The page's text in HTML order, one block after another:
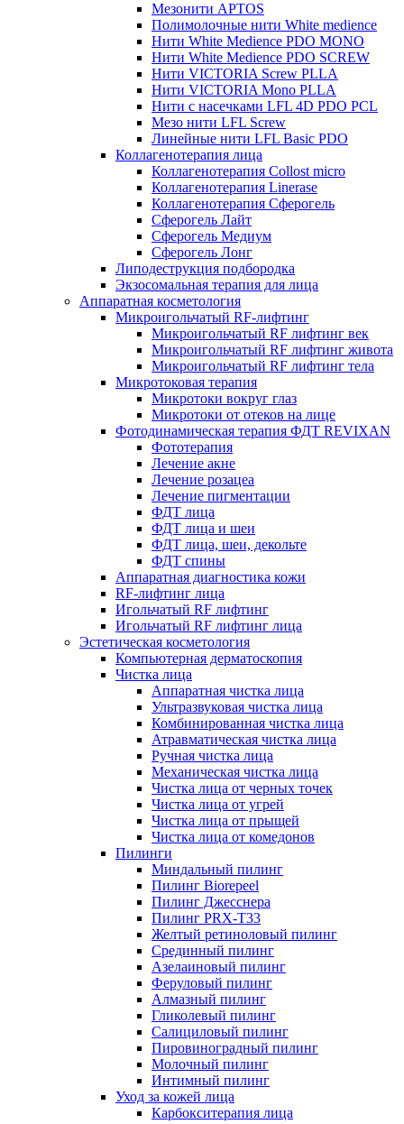
Мезонити APTOS
Полимолочные нити White medience
Нити White Medience PDO MONO
Нити White Medience PDO SCREW
Нити VICTORIA Screw PLLA
Нити VICTORIA Mono PLLA
Нити с насечками LFL 4D PDO PCL
Мезо нити LFL Screw
Линейные нити LFL Basic PDO
Коллагенотерапия лица
Коллагенотерапия Collost micro
Коллагенотерапия Linerase
Коллагенотерапия Сферогель
Сферогель Лайт
Сферогель Медиум
Сферогель Лонг
Липодеструкция подбородка
Экзосомальная терапия для лица
Аппаратная косметология
Микроигольчатый RF-лифтинг
Микроигольчатый RF лифтинг век
Микроигольчатый RF лифтинг живота
Микроигольчатый RF лифтинг тела
Микротоковая терапия
Микротоки вокруг глаз
Микротоки от отеков на лице
Фотодинамическая терапия ФДТ REVIXAN
Фототерапия
Лечение акне
Лечение розацеа
Лечение пигментации
ФДТ лица
ФДТ лица и шеи
ФДТ лица, шеи, декольте
ФДТ спины
Аппаратная диагностика кожи
RF-лифтинг лица
Игольчатый RF лифтинг
Игольчатый RF лифтинг лица
Эстетическая косметология
Компьютерная дерматоскопия
Чистка лица
Аппаратная чистка лица
Ультразвуковая чистка лица
Комбинированная чистка лица
Атравматическая чистка лица
Ручная чистка лица
Механическая чистка лица
Чистка лица от черных точек
Чистка лица от угрей
Чистка лица от прыщей
Чистка лица от комедонов
Пилинги
Миндальный пилинг
Пилинг Biorepeel
Пилинг Джесснера
Пилинг PRX-T33
Желтый ретиноловый пилинг
Срединный пилинг
Азелаиновый пилинг
Феруловый пилинг
Алмазный пилинг
Гликолевый пилинг
Салициловый пилинг
Пировиноградный пилинг
Молочный пилинг
Интимный пилинг
Уход за кожей лица
Карбокситерапия лица